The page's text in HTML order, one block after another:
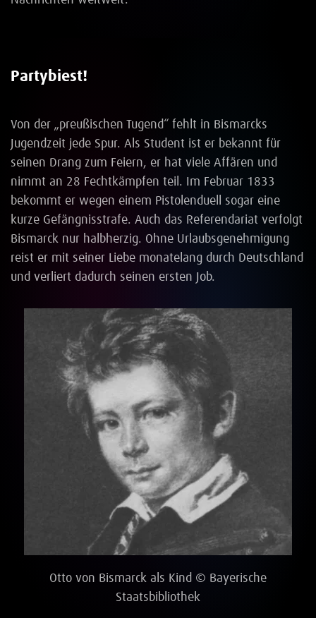
Partybiest!
Von der „preußischen Tugend“ fehlt in Bismarcks
Jugendzeit jede Spur. Als Student ist er bekannt für
seinen Drang zum Feiern, er hat viele Affären und
nimmt an 28 Fechtkämpfen teil. Im Februar 1833
bekommt er wegen einem Pistolenduell sogar eine
kurze Gefängnisstrafe. Auch das Referendariat verfolgt
Bismarck nur halbherzig. Ohne Urlaubsgenehmigung
reist er mit seiner Liebe monatelang durch Deutschland
und verliert dadurch seinen ersten Job.
Otto von Bismarck als Kind © Bayerische
Staatsbibliothek